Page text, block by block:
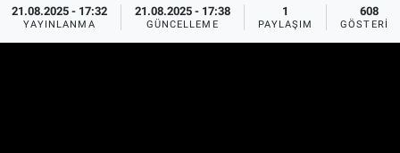
21.08.2025 - 17:32
YAYINLANMA
21.08.2025 - 17:38
GÜNCELLEME
1
PAYLAŞIM
608
GÖSTERIM
Ege'den Esintiler
İletişim